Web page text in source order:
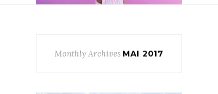
Monthly Archives MAI 2017